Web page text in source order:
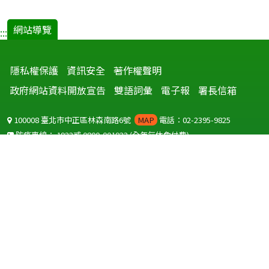
::: 網站導覽
隱私權保護 資訊安全 著作權聲明
政府網站資料開放宣告
雙語詞彙 電子報 署長信箱
100008 臺北市中正區林森南路6號 MAP 電話：02-2395-9825
防疫專線：1922或0800-001922(全年無休免付費)